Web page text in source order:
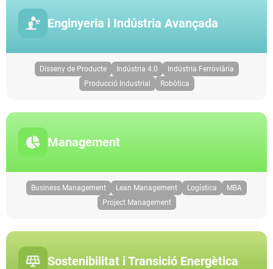
Enginyeria i Indústria Avançada
Disseny de Producte Indústria 4.0
Indústria Ferroviària
Producció Industrial
Robòtica
Management
Business Management Lean Management Logística
MBA
Project Management
Sostenibilitat i Transició Energètica